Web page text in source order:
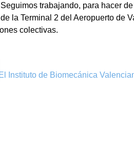
Seguimos trabajando, para hacer
de la Terminal 2 del Aeropuerto de
colectivas.